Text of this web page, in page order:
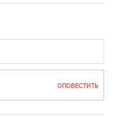
ОПОВЕСТИТЬ